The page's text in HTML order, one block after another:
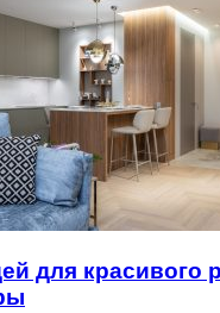
для красивого